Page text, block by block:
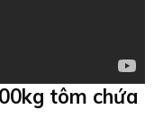
tôm chứa